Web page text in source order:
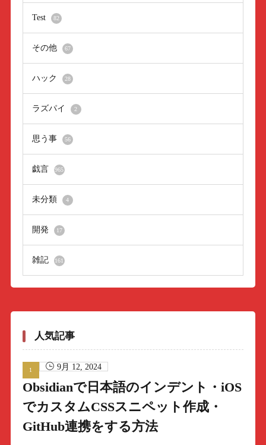
Test 82
その他 67
ハック 28
ラズパイ 2
思う事 56
戯言 965
未分類 4
開発 17
雑記 161
人気記事
9月 12, 2024
Obsidianで日本語のインデント・iOS
でカスタムCSSスニペット作成・
GitHub連携をする方法